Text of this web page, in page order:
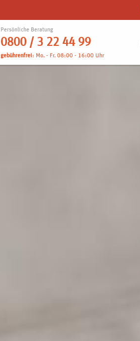
Persönliche Beratung
0800 / 3 22 44 99
gebührenfrei: Mo. - Fr. 08:00 - 16:00 Uhr